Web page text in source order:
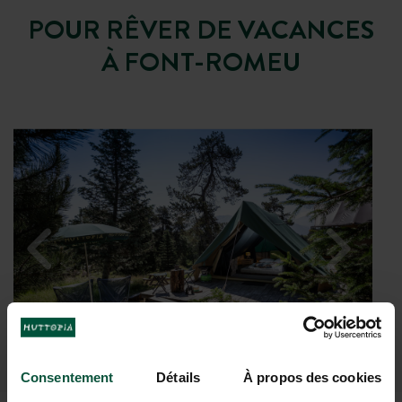
Consentement Détails À propos des cookies
POUR RÊVER DE VACANCES
À FONT-ROMEU